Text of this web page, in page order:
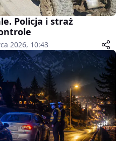
Policja i straż
2026, 10:43